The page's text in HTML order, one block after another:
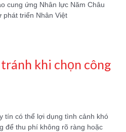
cung ứng Nhân lực Năm Châu
phát triển Nhân Việt
khi chọn công
tín có thể lợi dụng tình cảnh khó
để thu phí không rõ ràng hoặc